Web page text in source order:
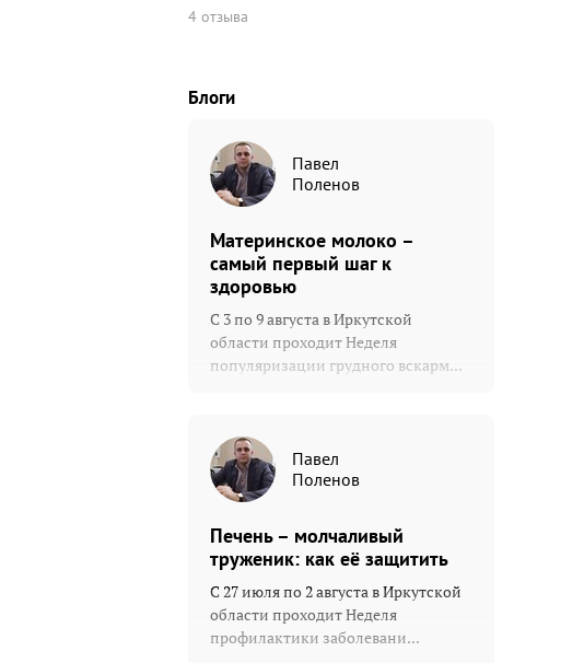
4 отзыва
Блоги
Павел
Поленов
Материнское молоко –
самый первый шаг к
здоровью
С 3 по 9 августа в Иркутской
области проходит Неделя
популяризации грудного вскарм...
Павел
Поленов
Печень – молчаливый
труженик: как её защитить
С 27 июля по 2 августа в Иркутской
области проходит Неделя
профилактики заболевани...